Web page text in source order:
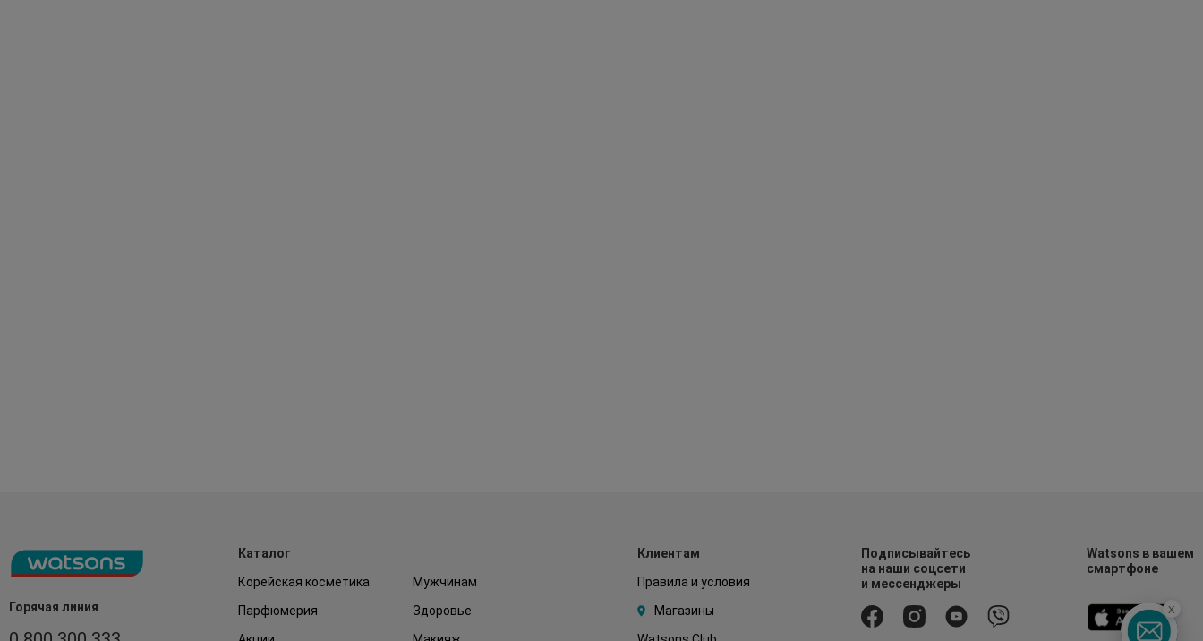
Горячая линия
Каталог
Корейская косметика
Мужчинам
Парфюмерия
Здоровье
Клиентам
Правила и условия
Магазины
Подписывайтесь
на наши соцсети
и мессенджеры
Watsons в вашем
смартфоне
x